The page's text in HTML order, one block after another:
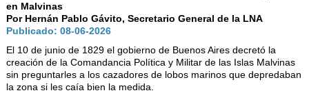
HISTORIA
AUTORIDADES
BENEFICIOS
NOTICIAS & ACTIVIDADES
en Malvinas
Por Hernán Pablo Gávito, Secretario General de la LNA
Publicado: 08-06-2026
El 10 de junio de 1829 el gobierno de Buenos Aires decretó la
creación de la Comandancia Política y Militar de las Islas Malvinas
sin preguntarles a los cazadores de lobos marinos que depredaban
la zona si les caía bien la medida.